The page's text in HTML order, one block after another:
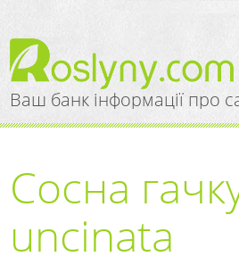
Ваш банк інформації про
Сосна
uncinata